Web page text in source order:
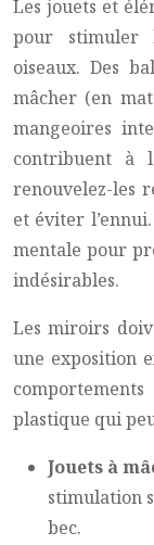
Les jouets et
pour stimuler
oiseaux. Des
mâcher (en
mangeoires
contribuent à
renouvelez-les
et éviter
mentale pour
indésirables.
Les miroirs
une exposition
plastique qui
Jouets à
stimulation
bec.